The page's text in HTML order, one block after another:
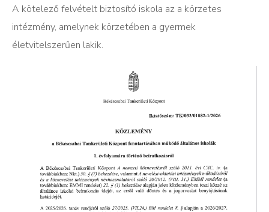
A kötelező felvételt biztosító iskola az a körzetes
intézmény, amelynek körzetében a gyermek
életvitelszerűen lakik.